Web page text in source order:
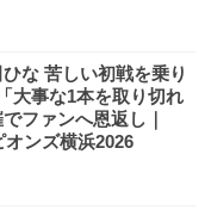
ひな 苦しい初戦を乗り
大事な1本を取り切れ
ファンへ恩返し｜
ンズ横浜2026